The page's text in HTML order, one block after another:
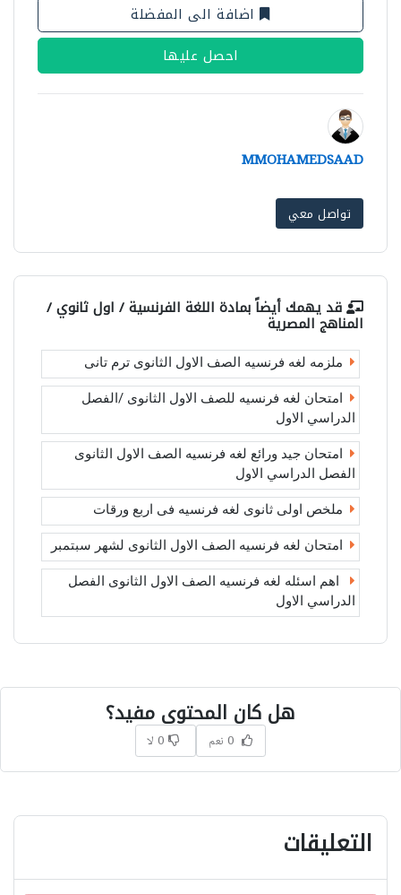
اضافة الى المفضلة
احصل عليها
MMOHAMEDSAAD
تواصل معي
قد يهمك أيضاً بمادة اللغة الفرنسية / اول ثانوي /
المناهج المصرية
ملزمه لغه فرنسيه الصف الاول الثانوى ترم تانى
امتحان لغه فرنسيه للصف الاول الثانوى /الفصل
الدراسي الاول
امتحان جيد ورائع لغه فرنسيه الصف الاول الثانوى
الفصل الدراسي الاول
ملخص اولى ثانوى لغه فرنسيه فى اربع ورقات
امتحان لغه فرنسيه الصف الاول الثانوى لشهر سبتمبر
اهم اسئله لغه فرنسيه الصف الاول الثانوى الفصل
الدراسي الاول
هل كان المحتوى مفيد؟
0 نعم 0 لا
التعليقات